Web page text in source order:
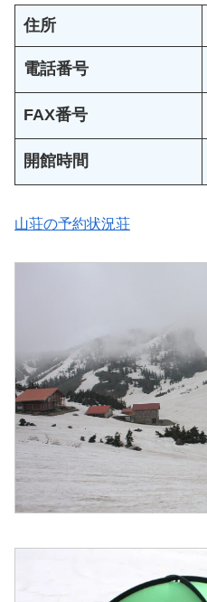
住所
電話番号
FAX番号
開館時間
山荘の予約状況荘